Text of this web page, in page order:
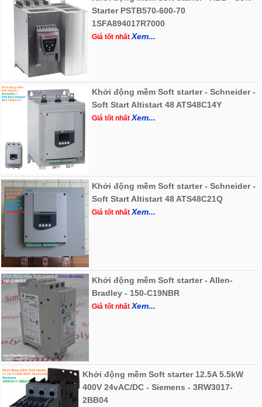
Starter PSTB570-600-70
1SFA894017R7000
Giá tốt nhấtXem...
Khởi động mềm Soft starter - Schneider -
Soft Start Altistart 48 ATS48C14Y
Giá tốt nhấtXem...
Khởi động mềm Soft starter - Schneider -
Soft Start Altistart 48 ATS48C21Q
Giá tốt nhấtXem...
Khởi động mềm Soft starter - Allen-
Bradley - 150-C19NBR
Giá tốt nhấtXem...
Khởi động mềm Soft starter 12.5A 5.5kW
400V 24vAC/DC - Siemens - 3RW3017-
2BB04